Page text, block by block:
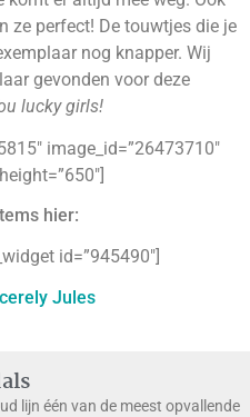
ze perfect! De touwtjes die je
nog knapper. Wij
gevonden voor deze
lucky girls!
image_id=”26473710″
hier:
id=”945490″]
Jules
lijn één van de meest opvallende